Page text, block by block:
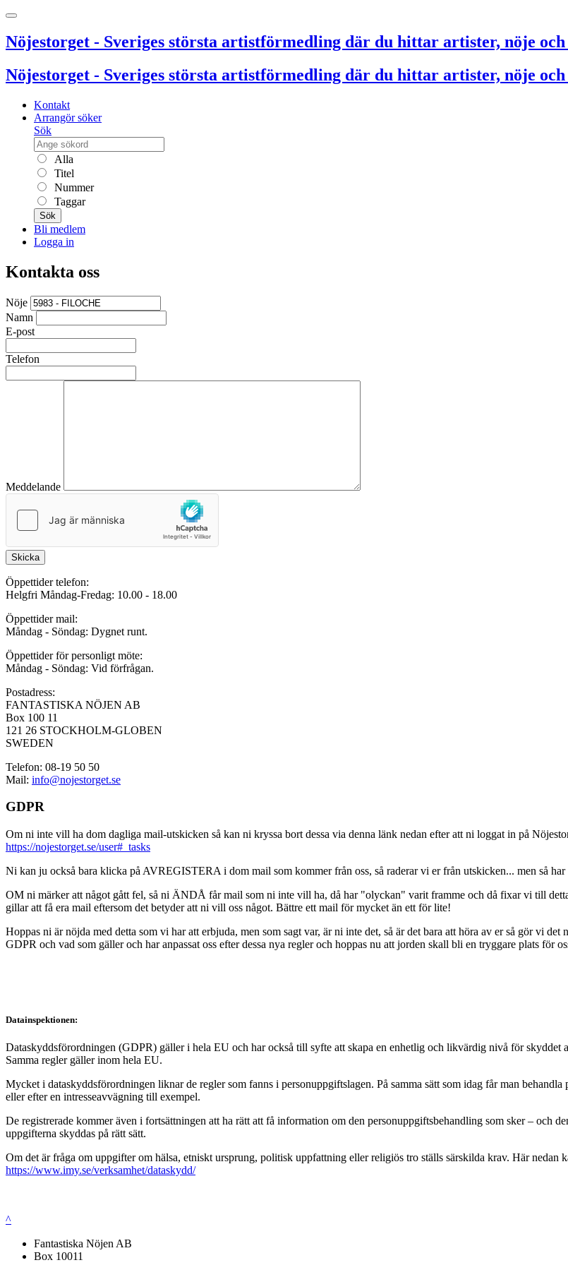
Nöjestorget - Sveriges största artistförmedling där du hittar artister, nöje och
Nöjestorget - Sveriges största artistförmedling där du hittar artister, nöje och
Kontakt
Arrangör söker
Sök
Alla
Titel
Nummer
Taggar
Sök
Bli medlem
Logga in
Kontakta oss
Nöje
Namn
E-post
Telefon
Meddelande
Skicka
Öppettider telefon:
Helgfri Måndag-Fredag: 10.00 - 18.00
Öppettider mail:
Måndag - Söndag: Dygnet runt.
Öppettider för personligt möte:
Måndag - Söndag: Vid förfrågan.
Postadress:
FANTASTISKA NÖJEN AB
Box 100 11
121 26 STOCKHOLM-GLOBEN
SWEDEN
Telefon: 08-19 50 50
Mail: info@nojestorget.se
GDPR
Om ni inte vill ha dom dagliga mail-utskicken så kan ni kryssa bort dessa via denna länk nedan efter att ni loggat in på
https://nojestorget.se/user#_tasks
Ni kan ju också bara klicka på AVREGISTERA i dom mail som kommer från oss, så raderar vi er från utskicken... men så
OM ni märker att något gått fel, så ni ÄNDÅ får mail som ni inte vill ha, då har "olyckan" varit framme och då fixar vi till
gillar att få era mail eftersom det betyder att ni vill oss något. Bättre ett mail för mycket än ett för lite!
Hoppas ni är nöjda med detta som vi har att erbjuda, men som sagt var, är ni inte det, så är det bara att höra av er så gör vi
GDPR och vad som gäller och har anpassat oss efter dessa nya regler och hoppas nu att jorden skall bli en tryggare plats för
Datainspektionen:
Dataskyddsförordningen (GDPR) gäller i hela EU och har också till syfte att skapa en enhetlig och likvärdig nivå för
Samma regler gäller inom hela EU.
Mycket i dataskyddsförordningen liknar de regler som fanns i personuppgiftslagen. På samma sätt som idag får man
eller efter en intresseavvägning till exempel.
De registrerade kommer även i fortsättningen att ha rätt att få information om den personuppgiftsbehandling som sker – och
uppgifterna skyddas på rätt sätt.
Om det är fråga om uppgifter om hälsa, etniskt ursprung, politisk uppfattning eller religiös tro ställs särskilda krav. Här nedan
https://www.imy.se/verksamhet/dataskydd/
^
Fantastiska Nöjen AB
Box 10011